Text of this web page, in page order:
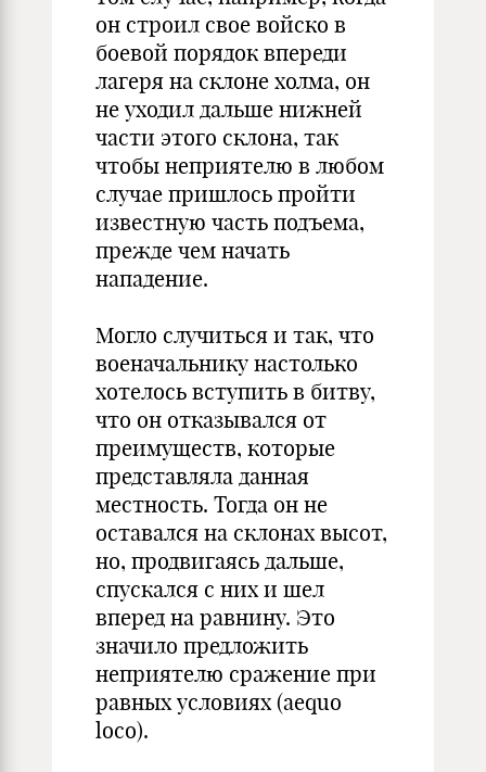
он строил свое войско в
боевой порядок впереди
лагеря на склоне холма, он
не уходил дальше нижней
части этого склона, так
чтобы неприятелю в любом
случае пришлось пройти
известную часть подъема,
прежде чем начать
нападение.
Могло случиться и так, что
военачальнику настолько
хотелось вступить в битву,
что он отказывался от
преимуществ, которые
представляла данная
местность. Тогда он не
оставался на склонах высот,
но, продвигаясь дальше,
спускался с них и шел
вперед на равнину. Это
значило предложить
неприятелю сражение при
равных условиях (aequo
loco).